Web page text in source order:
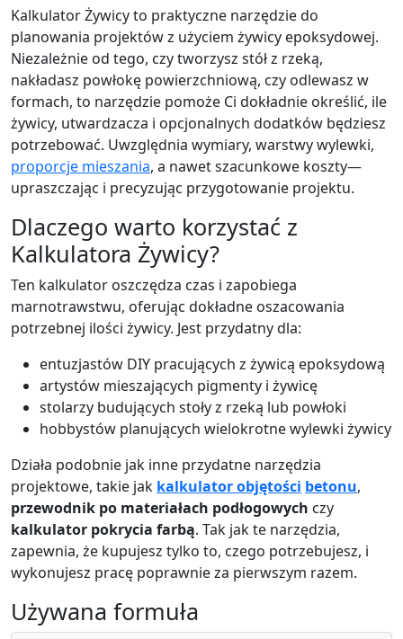
Kalkulator Żywicy to praktyczne narzędzie do
planowania projektów z użyciem żywicy epoksydowej.
Niezależnie od tego, czy tworzysz stół z rzeką,
nakładasz powłokę powierzchniową, czy odlewasz w
formach, to narzędzie pomoże Ci dokładnie określić, ile
żywicy, utwardzacza i opcjonalnych dodatków będziesz
potrzebować. Uwzględnia wymiary, warstwy wylewki,
proporcje mieszania, a nawet szacunkowe koszty—
upraszczając i precyzując przygotowanie projektu.
Dlaczego warto korzystać z
Kalkulatora Żywicy?
Ten kalkulator oszczędza czas i zapobiega
marnotrawstwu, oferując dokładne oszacowania
potrzebnej ilości żywicy. Jest przydatny dla:
entuzjastów DIY pracujących z żywicą epoksydową
artystów mieszających pigmenty i żywicę
stolarzy budujących stoły z rzeką lub powłoki
hobbystów planujących wielokrotne wylewki żywicy
Działa podobnie jak inne przydatne narzędzia
projektowe, takie jak kalkulator objętości betonu,
przewodnik po materiałach podłogowych czy
kalkulator pokrycia farbą. Tak jak te narzędzia,
zapewnia, że kupujesz tylko to, czego potrzebujesz, i
wykonujesz pracę poprawnie za pierwszym razem.
Używana formuła